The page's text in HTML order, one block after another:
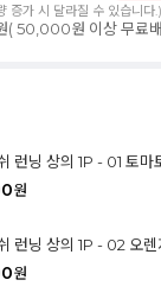
증가 시 달라질 수 있습니다.)
50,000원 이상 무료
런닝 상의 1P - 01 토마
원
런닝 상의 1P - 02 오렌
원